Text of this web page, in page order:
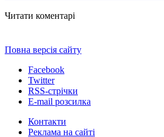
Читати коментарі
Повна версія сайту
Facebook
Twitter
RSS-стрічки
E-mail розсилка
Контакти
Реклама на сайті